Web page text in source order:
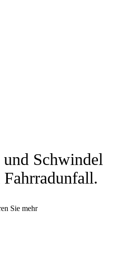
Schwindel
Fahrradunfall.
Sie mehr